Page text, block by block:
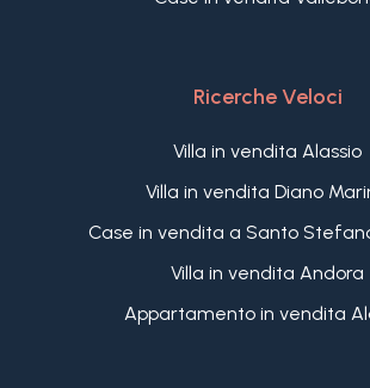
Ricerche Veloci
Villa in vendita Alassio
Villa in vendita Diano
Case in vendita a Santo
Villa in vendita Andora
Appartamento in vendita